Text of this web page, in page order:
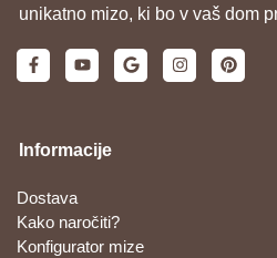
unikatno mizo, ki bo v vaš dom
Informacije
Dostava
Kako naročiti?
Konfigurator mize